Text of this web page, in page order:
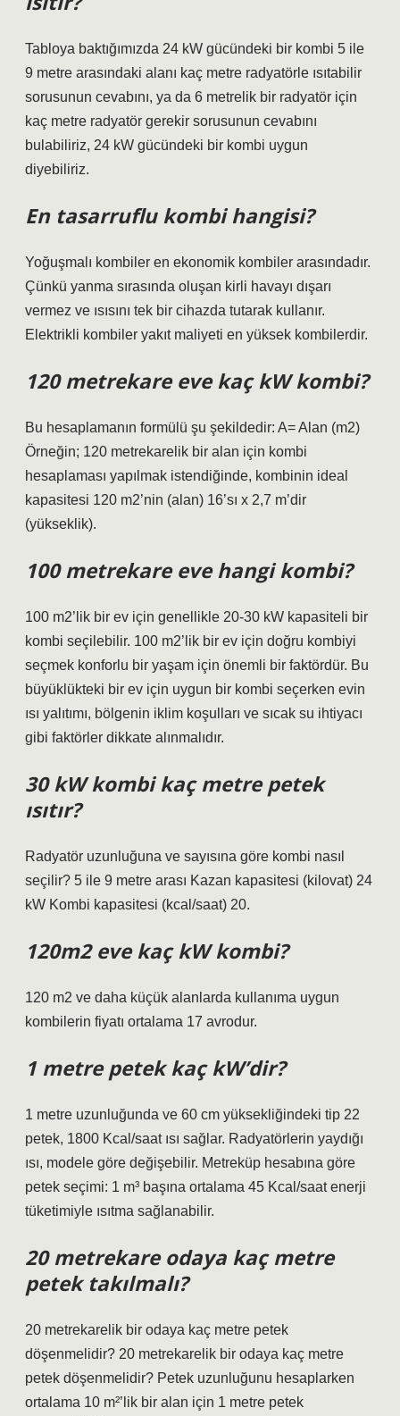
Tabloya baktığımızda 24 kW gücündeki bir kombi 5 ile
9 metre arasındaki alanı kaç metre radyatörle ısıtabilir
sorusunun cevabını, ya da 6 metrelik bir radyatör için
kaç metre radyatör gerekir sorusunun cevabını
bulabiliriz, 24 kW gücündeki bir kombi uygun
diyebiliriz.
En tasarruflu kombi hangisi?
Yoğuşmalı kombiler en ekonomik kombiler arasındadır.
Çünkü yanma sırasında oluşan kirli havayı dışarı
vermez ve ısısını tek bir cihazda tutarak kullanır.
Elektrikli kombiler yakıt maliyeti en yüksek kombilerdir.
120 metrekare eve kaç kW kombi?
Bu hesaplamanın formülü şu şekildedir: A= Alan (m2)
Örneğin; 120 metrekarelik bir alan için kombi
hesaplaması yapılmak istendiğinde, kombinin ideal
kapasitesi 120 m2’nin (alan) 16’sı x 2,7 m’dir
(yükseklik).
100 metrekare eve hangi kombi?
100 m2’lik bir ev için genellikle 20-30 kW kapasiteli bir
kombi seçilebilir. 100 m2’lik bir ev için doğru kombiyi
seçmek konforlu bir yaşam için önemli bir faktördür. Bu
büyüklükteki bir ev için uygun bir kombi seçerken evin
ısı yalıtımı, bölgenin iklim koşulları ve sıcak su ihtiyacı
gibi faktörler dikkate alınmalıdır.
30 kW kombi kaç metre petek
ısıtır?
Radyatör uzunluğuna ve sayısına göre kombi nasıl
seçilir? 5 ile 9 metre arası Kazan kapasitesi (kilovat) 24
kW Kombi kapasitesi (kcal/saat) 20.
120m2 eve kaç kW kombi?
120 m2 ve daha küçük alanlarda kullanıma uygun
kombilerin fiyatı ortalama 17 avrodur.
1 metre petek kaç kW’dir?
1 metre uzunluğunda ve 60 cm yüksekliğindeki tip 22
petek, 1800 Kcal/saat ısı sağlar. Radyatörlerin yaydığı
ısı, modele göre değişebilir. Metreküp hesabına göre
petek seçimi: 1 m³ başına ortalama 45 Kcal/saat enerji
tüketimiyle ısıtma sağlanabilir.
20 metrekare odaya kaç metre
petek takılmalı?
20 metrekarelik bir odaya kaç metre petek
döşenmelidir? 20 metrekarelik bir odaya kaç metre
petek döşenmelidir? Petek uzunluğunu hesaplarken
ortalama 10 m²’lik bir alan için 1 metre petek